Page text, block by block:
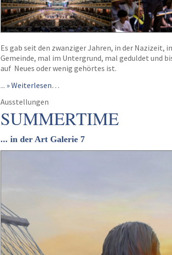
Es gab seit den zwanziger Jahren, in der Nazizeit,
Gemeinde, mal im Untergrund, mal geduldet und
auf Neues oder wenig gehörtes ist.
... » Weiterlesen…
Ausstellungen
SUMMERTIME
... in der Art Galerie 7